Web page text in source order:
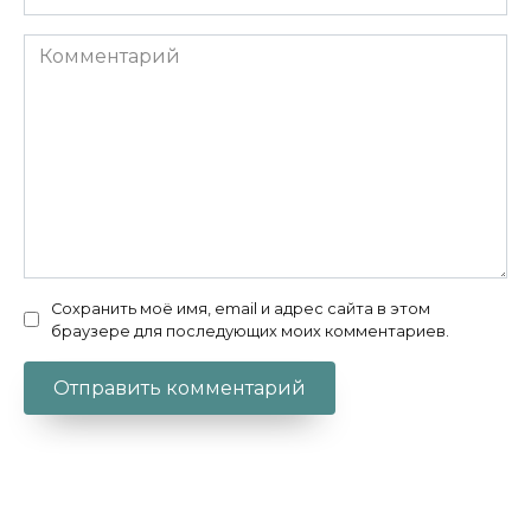
Комментарий
Сохранить моё имя, email и адрес сайта в этом
браузере для последующих моих комментариев.